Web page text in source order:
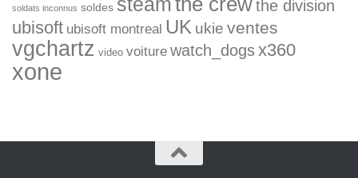
soldats inconnus soldes steam the division
ubisoft ubisoft montreal UK ukie ventes
vgchartz video voiture watch_dogsx360
xone